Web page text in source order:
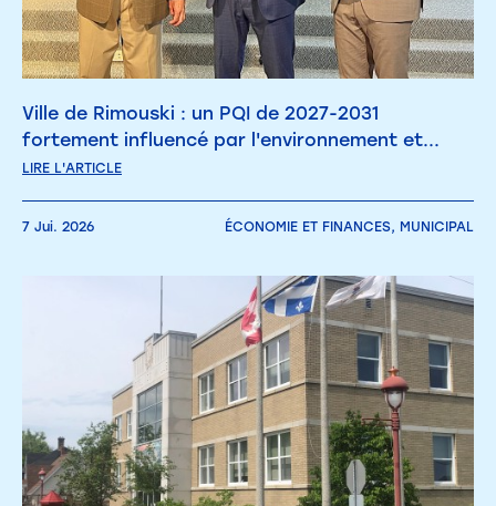
Ville de Rimouski : un PQI de 2027-2031
fortement influencé par l'environnement et...
LIRE L'ARTICLE
7 Jui. 2026 ÉCONOMIE ET FINANCES, MUNICIPAL